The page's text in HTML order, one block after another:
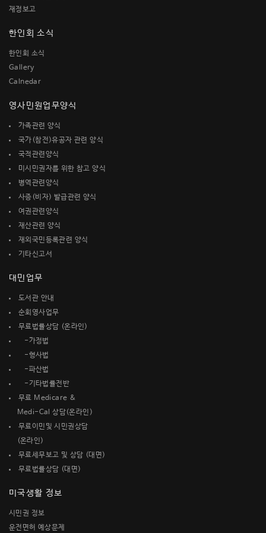
재정보고
한인회 소식
한인회 소식
Gallery
Calnedar
영사민원업무양식
가족관련 양식
국가(참전)유공자 관련 양식
국적관련양식
미시민권자를 위한 참고 양식
병역관련양식
사증(비자) 발급관련 양식
여권관련양식
재산관련 양식
재외국민등록관련 양식
기타신고서
대민업무
도서관 안내
순회영사업무
무료법률상담 (온라인)
-가정법
-형사법
-파산법
-기타법률전반
무료 Medicare &
Medi-Cal 상담(온라인)
무료이민및 시민권상담
(온라인)
무료세무보고 및 상담 (대면)
무료법률상담 (대면)
미국생활 정보
시민권 정보
운전면허 예상문제